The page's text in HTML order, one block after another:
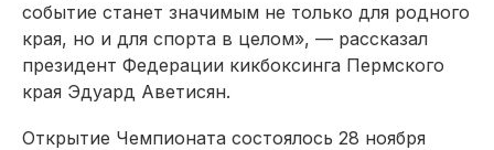
событие станет значимым не только для родного
края, но и для спорта в целом», — рассказал
президент Федерации кикбоксинга Пермского
края Эдуард Аветисян.
Открытие Чемпионата состоялось 28 ноября